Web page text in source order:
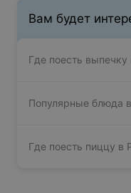
Вам будет
Где поесть выпечку
Популярные блюда
Где поесть пиццу в